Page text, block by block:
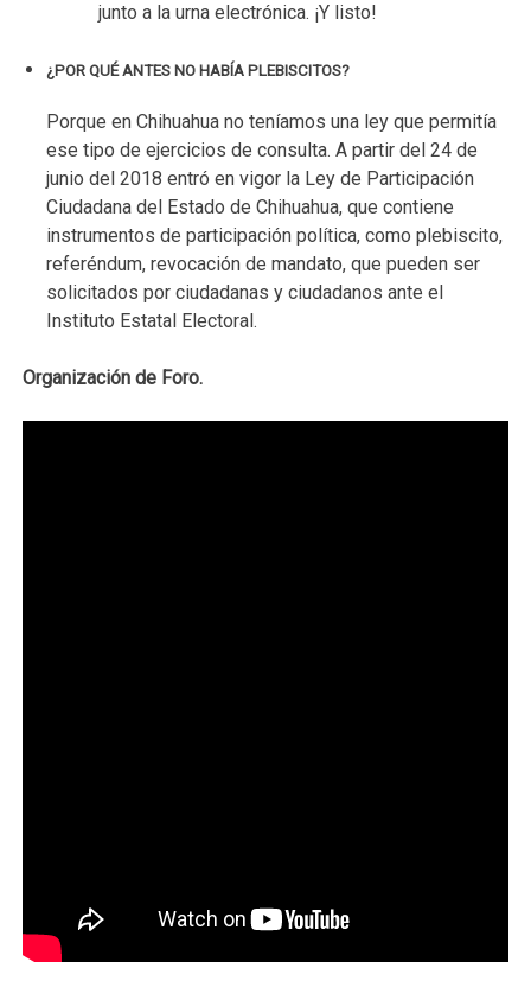
junto a la urna electrónica. ¡Y listo!
¿POR QUÉ ANTES NO HABÍA PLEBISCITOS?
Porque en Chihuahua no teníamos una ley que permitía
ese tipo de ejercicios de consulta. A partir del 24 de
junio del 2018 entró en vigor la Ley de Participación
Ciudadana del Estado de Chihuahua, que contiene
instrumentos de participación política, como plebiscito,
referéndum, revocación de mandato, que pueden ser
solicitados por ciudadanas y ciudadanos ante el
Instituto Estatal Electoral.
Organización de Foro.